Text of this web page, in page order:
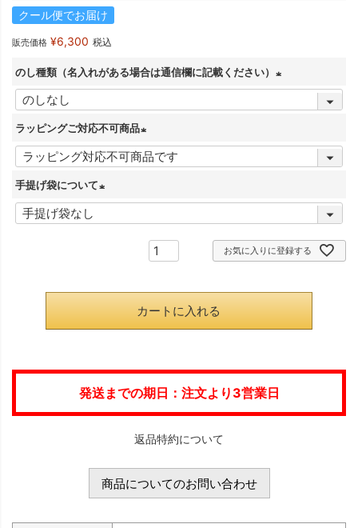
クール便でお届け
販売価格 ¥6,300 税込
のし種類（名入れがある場合は通信欄に記載ください）
ラッピングご対応不可商品
(
手提げ袋について
お気に入りに登録する
カートに入れる
発送までの期日：注文より3営業日
返品特約について
商品についてのお問い合わせ